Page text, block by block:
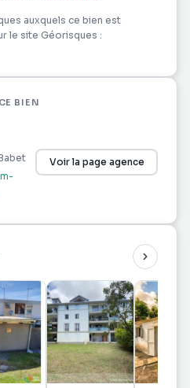
auxquels ce bien est
le site Géorisques :
BIEN
Voir la page agence